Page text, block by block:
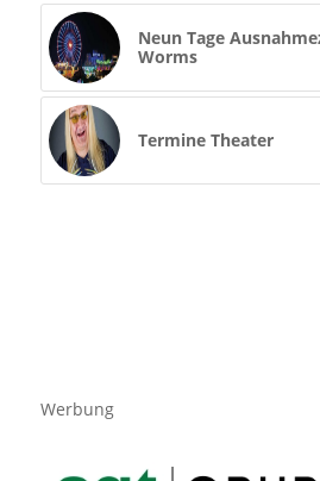
Neun Tage
Worms
Termine Theater
Werbung